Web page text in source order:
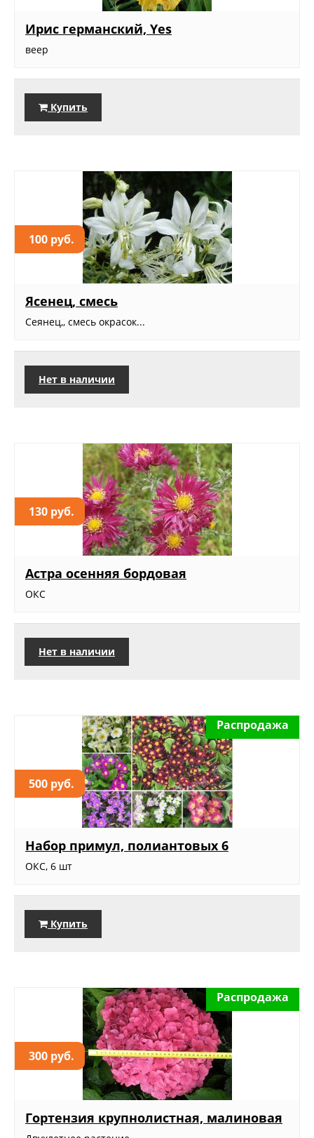
Ирис германский, Yes
веер
Купить
100 руб.
Ясенец, смесь
Сеянец,, смесь окрасок...
Нет в наличии
130 руб.
Астра осенняя бордовая
ОКС
Нет в наличии
500 руб.
Распродажа
Набор примул, полиантовых 6
ОКС, 6 шт
Купить
300 руб.
Распродажа
Гортензия крупнолистная, малиновая